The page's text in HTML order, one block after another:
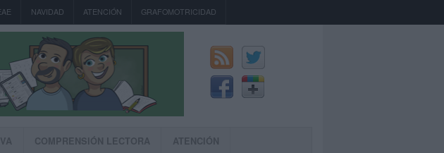
NAVIDAD ATENCIÓN GRAFOMOTRICIDAD
COMPRENSIÓN LECTORA ATENCIÓN